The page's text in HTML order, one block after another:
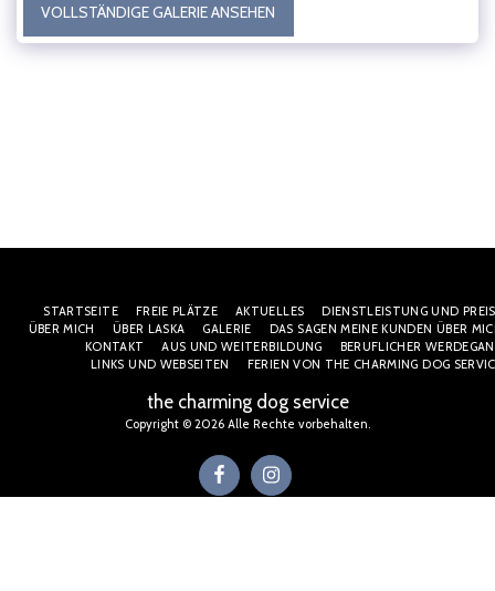
VOLLSTÄNDIGE GALERIE ANSEHEN
the charming dog service
Copyright © 2026 Alle Rechte vorbehalten.
STARTSEITE FREIE PLÄTZE AKTUELLES
DIENSTLEISTUNG UND
ÜBER MICH
ÜBER LASKA GALERIE
DAS SAGEN MEINE KUNDEN ÜBER
KONTAKT
AUS UND WEITERBILDUNG
BERUFLICHER
LINKS UND WEBSEITEN
FERIEN VON THE CHARMING DOG